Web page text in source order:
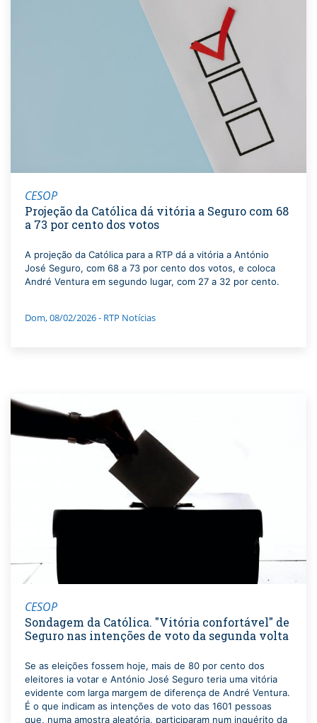
CESOP
Projeção da Católica dá vitória a Seguro com 68
a 73 por cento dos votos
A projeção da Católica para a RTP dá a vitória a António
José Seguro, com 68 a 73 por cento dos votos, e coloca
André Ventura em segundo lugar, com 27 a 32 por cento.
Dom, 08/02/2026 - RTP Notícias
CESOP
Sondagem da Católica. "Vitória confortável" de
Seguro nas intenções de voto da segunda volta
Se as eleições fossem hoje, mais de 80 por cento dos
eleitores ia votar e António José Seguro teria uma vitória
evidente com larga margem de diferença de André Ventura.
É o que indicam as intenções de voto das 1601 pessoas
que, numa amostra aleatória, participaram num inquérito da